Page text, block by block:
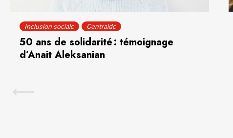
Inclusion sociale Centraide
50 ans de solidarité : témoignage
d’Anait Aleksanian